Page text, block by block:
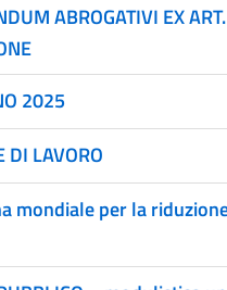
ABROGATIVI EX
2025
DI LAVORO
mondiale per la